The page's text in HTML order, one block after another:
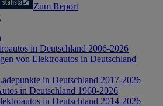
Zum Report
in Deutschland 2006-2026
von Elektroautos in Deutschland
in Deutschland 2017-2026
in Deutschland 1960-2026
in Deutschland 2014-2026